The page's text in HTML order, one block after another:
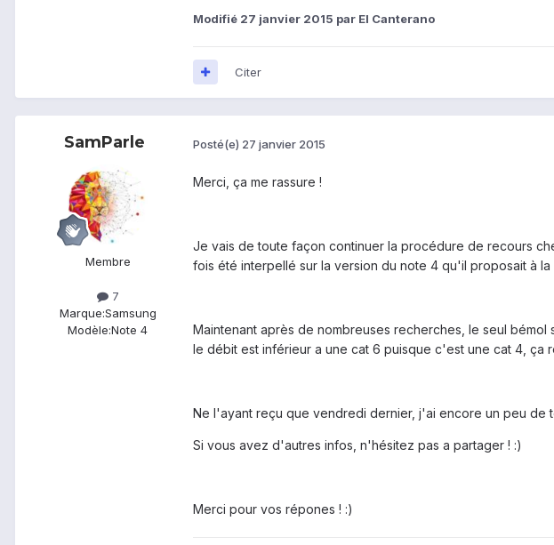
Modifié 27 janvier 2015 par El Canterano
Citer
SamParle
Membre
7
Marque:Samsung
Modèle:Note 4
Posté(e) 27 janvier 2015
Merci, ça me rassure !
Je vais de toute façon continuer la procédure de recours
fois été interpellé sur la version du note 4 qu'il proposait à
Maintenant après de nombreuses recherches, le seul
le débit est inférieur a une cat 6 puisque c'est une cat 4, ça
Ne l'ayant reçu que vendredi dernier, j'ai encore un peu de
Si vous avez d'autres infos, n'hésitez pas a partager ! :)
Merci pour vos répones ! :)